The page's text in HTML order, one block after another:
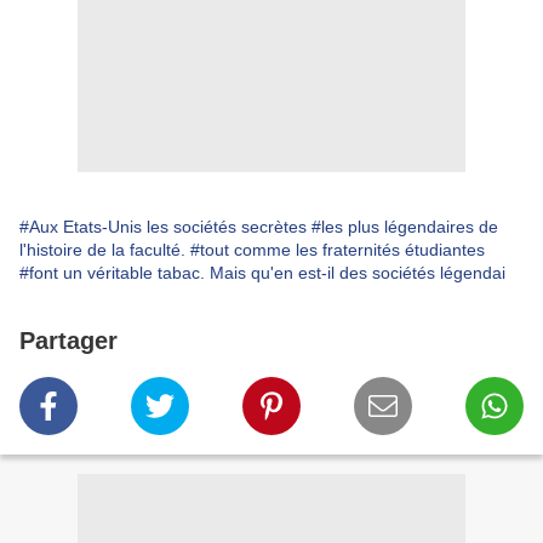
#Aux Etats-Unis les sociétés secrètes #les plus légendaires de
l'histoire de la faculté. #tout comme les fraternités étudiantes
#font un véritable tabac. Mais qu'en est-il des sociétés légendai
Partager